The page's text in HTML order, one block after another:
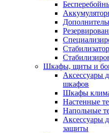
Шкафы, щиты и
Аксессуары
шкафов
Шкафы
Настенные
Напольные
Аксессуары
защиты